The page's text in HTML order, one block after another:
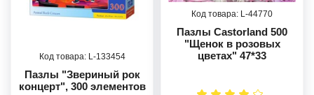
133454
Пазлы "Звериный рок
концерт", 300 элементов
44770
Пазлы Castorland 500
"Щенок в розовых
цветах" 47*33